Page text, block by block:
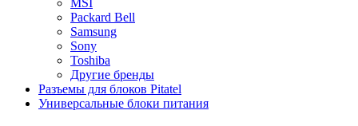
Packard Bell
Samsung
Sony
Toshiba
Другие бренды
Разъемы для блоков Pitatel
Универсальные блоки питания